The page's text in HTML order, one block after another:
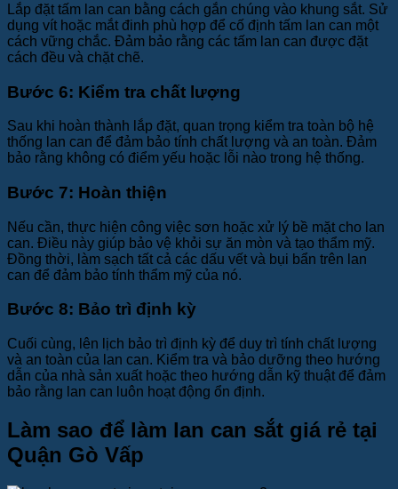
Lắp đặt tấm lan can bằng cách gắn chúng vào khung sắt. Sử
dụng vít hoặc mắt đinh phù hợp để cố định tấm lan can một
cách vững chắc. Đảm bảo rằng các tấm lan can được đặt
cách đều và chặt chẽ.
Bước 6: Kiểm tra chất lượng
Sau khi hoàn thành lắp đặt, quan trọng kiểm tra toàn bộ hệ
thống lan can để đảm bảo tính chất lượng và an toàn. Đảm
bảo rằng không có điểm yếu hoặc lỗi nào trong hệ thống.
Bước 7: Hoàn thiện
Nếu cần, thực hiện công việc sơn hoặc xử lý bề mặt cho lan
can. Điều này giúp bảo vệ khỏi sự ăn mòn và tạo thẩm mỹ.
Đồng thời, làm sạch tất cả các dấu vết và bụi bẩn trên lan
can để đảm bảo tính thẩm mỹ của nó.
Bước 8: Bảo trì định kỳ
Cuối cùng, lên lịch bảo trì định kỳ để duy trì tính chất lượng
và an toàn của lan can. Kiểm tra và bảo dưỡng theo hướng
dẫn của nhà sản xuất hoặc theo hướng dẫn kỹ thuật để đảm
bảo rằng lan can luôn hoạt động ổn định.
Làm sao để làm lan can sắt giá rẻ tại
Quận Gò Vấp